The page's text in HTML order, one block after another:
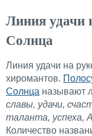
Линия удачи
Солнца
Линия удачи на
хиромантов.
Солнца называют
славы, удачи,
таланта, успеха,
Количество